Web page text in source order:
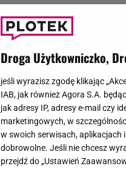
Droga Użytkowniczko,
jeśli wyrazisz zgodę klikając
IAB, jak również Agora S.A.
jak adresy IP, adresy e-mail czy
marketingowych, w
w swoich serwisach, aplikacjach
dobrowolne. Jeśli nie chcesz
przejdź do „Ustawień